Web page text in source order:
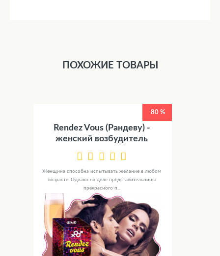
ПОХОЖИЕ ТОВАРЫ
80 %
Rendez Vous (Рандеву) -
женский возбудитель
Женщина способна испытывать желание в любом
возрасте. Однако на деле представительницы
прекрасного п...